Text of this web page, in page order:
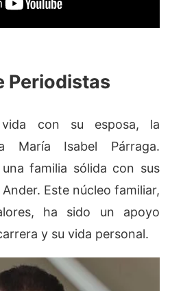
Periodistas
con su esposa, la
María Isabel Párraga.
familia sólida con sus
Este núcleo familiar,
ha sido un apoyo
y su vida personal.